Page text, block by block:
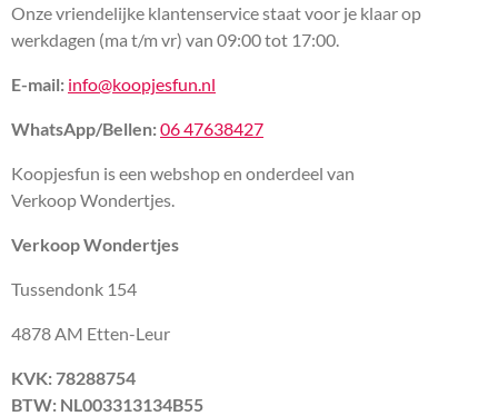
Onze vriendelijke klantenservice staat voor je klaar op
werkdagen (ma t/m vr) van 09:00 tot 17:00.
E-mail: info@koopjesfun.nl
WhatsApp/Bellen:06 47638427
Koopjesfun is een webshop en onderdeel van
Verkoop Wondertjes.
Verkoop Wondertjes
Tussendonk 154
4878 AM Etten-Leur
KVK: 78288754
BTW: NL003313134B55